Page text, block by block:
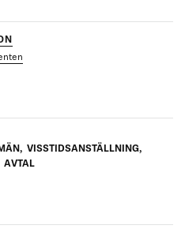
, VISSTIDSANSTÄLLNING,
AVTAL